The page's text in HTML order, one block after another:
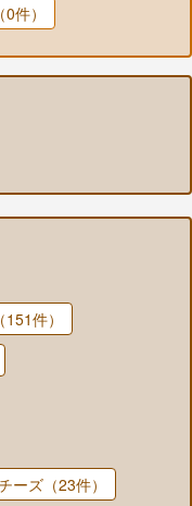
件）
件）
ーズ（23件）